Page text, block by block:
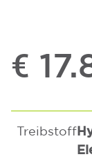
€
Treibstoff